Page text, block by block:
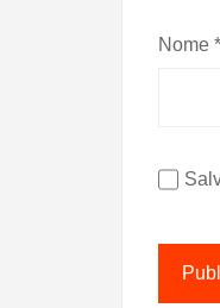
Nome *